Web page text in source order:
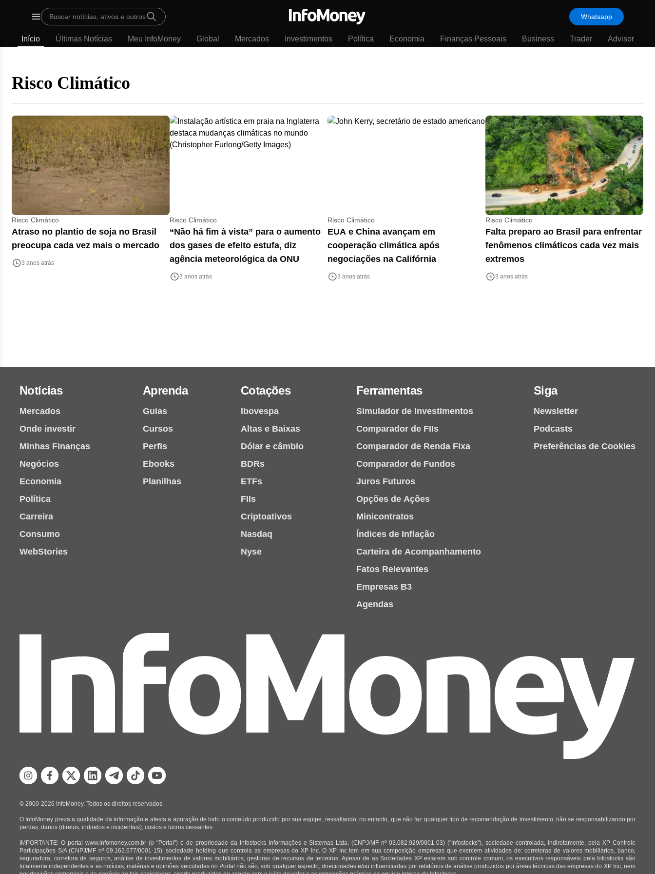
Últimas
InfoMoney
Menu
Buscar notícias, ativos e outros Whatsapp
Início Últimas Notícias Meu InfoMoney Global Mercados Investimentos Política Economia Finanças Pessoais Business Trader Advisor
Risco Climático
Risco Climático
Atraso no plantio de soja no Brasil
preocupa cada vez mais o mercado
3 anos atrás
Risco Climático
“Não há fim à vista” para o aumento
dos gases de efeito estufa, diz
agência meteorológica da ONU
3 anos atrás
Risco Climático
EUA e China avançam em
cooperação climática após
negociações na Califórnia
3 anos atrás
Risco Climático
Falta preparo ao Brasil para enfrentar
fenômenos climáticos cada vez mais
extremos
3 anos atrás
Notícias
Mercados
Onde investir
Minhas Finanças
Negócios
Economia
Política
Carreira
Consumo
WebStories
Aprenda
Guias
Cursos
Perfis
Ebooks
Planilhas
Cotações
Ibovespa
Altas e Baixas
Dólar e câmbio
BDRs
ETFs
FIIs
Criptoativos
Nasdaq
Nyse
Ferramentas
Simulador de Investimentos
Comparador de FIIs
Comparador de Renda Fixa
Comparador de Fundos
Juros Futuros
Opções de Ações
Minicontratos
Índices de Inflação
Carteira de Acompanhamento
Fatos Relevantes
Empresas B3
Agendas
Siga
Newsletter
Podcasts
Preferências de Cookies
© 2000-2026 InfoMoney. Todos os direitos reservados.
O InfoMoney preza a qualidade da informação e atesta a apuração de todo o conteúdo produzido por sua equipe, ressaltando, no entanto, que não faz qualquer tipo de recomendação de investimento, não se responsabilizando por
perdas, danos (diretos, indiretos e incidentais), custos e lucros cessantes.
IMPORTANTE: O portal www.infomoney.com.br (o "Portal") é de propriedade da Infostocks Informações e Sistemas Ltda. (CNPJ/MF nº 03.082.929/0001-03) ("Infostocks"), sociedade controlada, indiretamente, pela XP Controle
Participações S/A (CNPJ/MF nº 09.163.677/0001-15), sociedade holding que controla as empresas do XP Inc. O XP Inc tem em sua composição empresas que exercem atividades de: corretoras de valores mobiliários, banco,
seguradora, corretora de seguros, análise de investimentos de valores mobiliários, gestoras de recursos de terceiros. Apesar de as Sociedades XP estarem sob controle comum, os executivos responsáveis pela Infostocks são
totalmente independentes e as notícias, matérias e opiniões veiculadas no Portal não são, sob qualquer aspecto, direcionadas e/ou influenciadas por relatórios de análise produzidos por áreas técnicas das empresas do XP Inc, nem